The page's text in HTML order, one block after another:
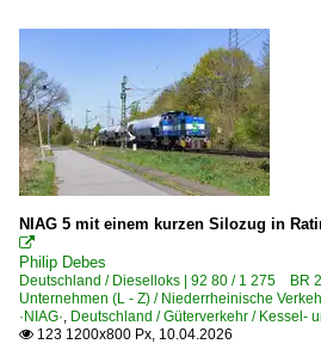
NIAG 5 mit einem kurzen Silozug in

Philip Debes
Deutschland / Dieselloks | 92 80 / 1 275 BR
Unternehmen (L - Z) / Niederrheinische
·NIAG·, Deutschland / Güterverkehr / Kessel-
 123 1200x800 Px, 10.04.2026